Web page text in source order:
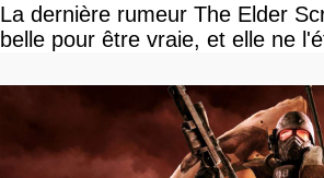
La dernière rumeur The Elder
belle pour être vraie, et elle ne